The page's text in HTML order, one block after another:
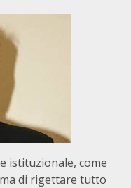
istituzionale, come
di rigettare tutto